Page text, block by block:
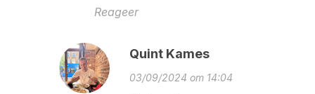
Reageer
Quint Kames
03/09/2024 om 14:04